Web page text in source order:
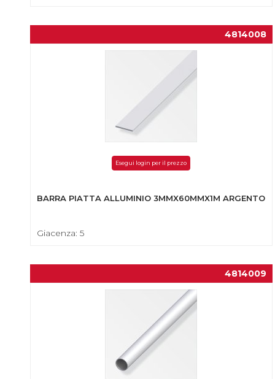
4814008
Esegui login per il prezzo
BARRA PIATTA ALLUMINIO 3MMX60MMX1M ARGENTO
Giacenza: 5
4814009